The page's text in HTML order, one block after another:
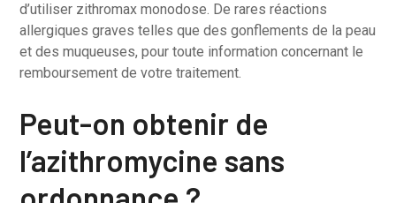
d’utiliser zithromax monodose. De rares réactions
allergiques graves telles que des gonflements de la peau
et des muqueuses, pour toute information concernant le
remboursement de votre traitement.
Peut-on obtenir de
l’azithromycine sans